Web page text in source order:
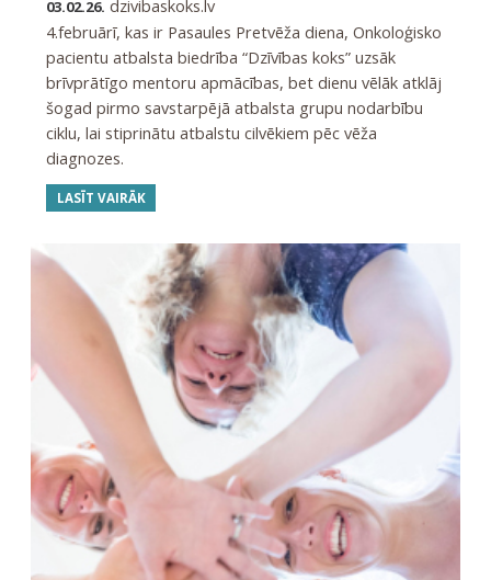
03.02.26. dzivibaskoks.lv
4.februārī, kas ir Pasaules Pretvēža diena, Onkoloģisko
pacientu atbalsta biedrība “Dzīvības koks” uzsāk
brīvprātīgo mentoru apmācības, bet dienu vēlāk atklāj
šogad pirmo savstarpējā atbalsta grupu nodarbību
ciklu, lai stiprinātu atbalstu cilvēkiem pēc vēža
diagnozes.
LASĪT VAIRĀK